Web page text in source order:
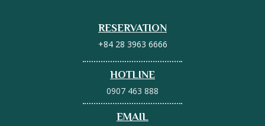
RESERVATION
+84 28 3963 6666
HOTLINE
0907 463 888
EMAIL